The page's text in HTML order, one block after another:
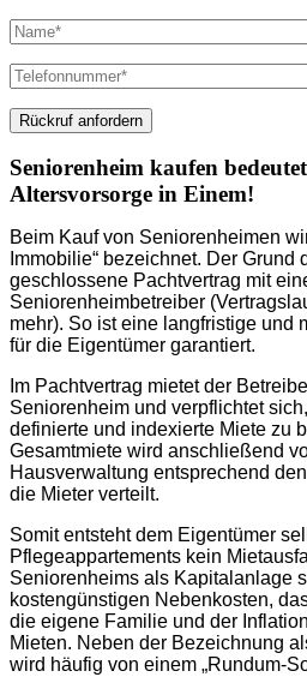
Seniorenheim kaufen
Altersvorsorge in Einem!
Beim Kauf von Seniorenheimen
Immobilie“ bezeichnet. Der Grund
geschlossene Pachtvertrag mit
Seniorenheimbetreiber
mehr). So ist eine langfristige und
für die Eigentümer garantiert.
Im Pachtvertrag mietet der
Seniorenheim und verpflichtet
definierte und indexierte Miete zu
Gesamtmiete wird anschließend
Hausverwaltung entsprechend
die Mieter verteilt.
Somit entsteht dem Eigentümer
Pflegeappartements kein
Seniorenheims als Kapitalanlage
kostengünstigen Nebenkosten,
die eigene Familie und der
Mieten. Neben der Bezeichnung
wird häufig von einem „Rundum-